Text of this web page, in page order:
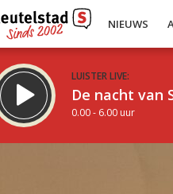
NIEUWS
LUISTER LIVE:
De nacht van
0.00 - 6.00 uur